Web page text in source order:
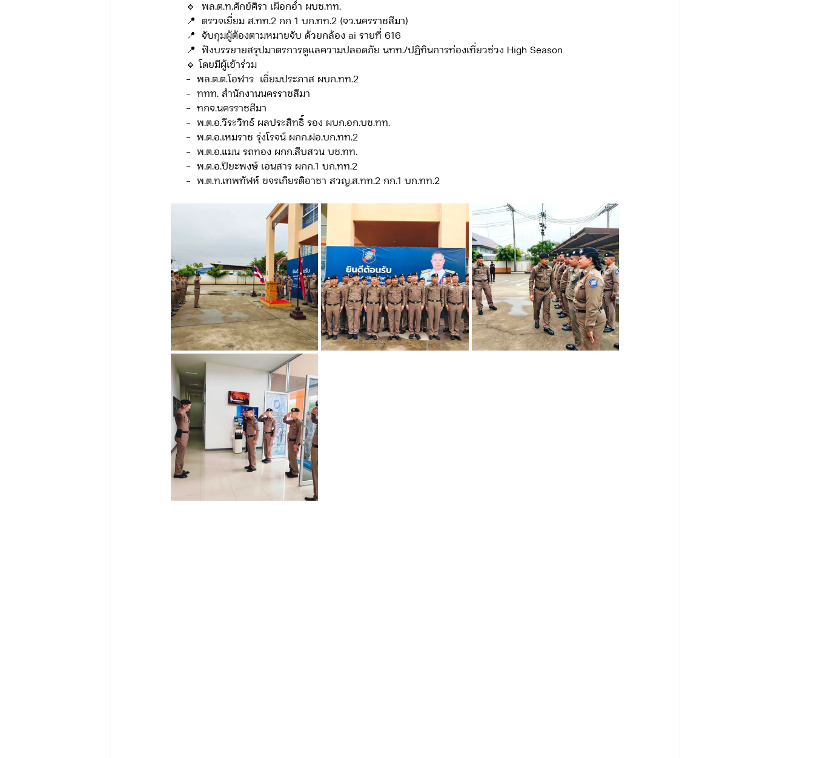
กิจกรรมของกองบังคับการท่องเที่ยว 3 ข่าวประกาศและคำสั่ง ทท.3
จัดซื้อจัดจ้าง/แผน/ตัวชี้วัด ทท.3 กิจกรรมของ บก.อก.
ข่าวประกาศและคำสั่ง บก.อก. ข่าวรับสมัคร บก.อก.
ภารกิจ/การปฏิบัติหน้าที่ บก.ทท.1 E-learning
     🔸  พล.ต.ท.ศักย์ศิรา เผือกอ่ำ ผบช.ทท.
     📍  ตรวจเยี่ยม ส.ทท.2 กก 1 บก.ทท.2 (จว.นครราชสีมา)
     📍  จับกุมผู้ต้องตามหมายจับ ด้วยกล้อง ai รายที่ 616
     📍  ฟังบรรยายสรุปมาตรการดูแลความปลอดภัย นทท./ปฏิทินการท่องเที่ยวช่วง High Season
     🔸 โดยมีผู้เข้าร่วม
     -  พล.ต.ต.โอฬาร  เอี่ยมประภาส ผบก.ทท.2
     -  ททท. สำนักงานนครราชสีมา
     -  ทกจ.นครราชสีมา
     -  พ.ต.อ.วีระวิทธ์ ผลประสิทธิ์ รอง ผบก.อก.บช.ทท.
     -  พ.ต.อ.เหมราช รุ่งโรจน์ ผกก.ฝอ.บก.ทท.2
     -  พ.ต.อ.แมน รถทอง ผกก.สืบสวน บช.ทท.
     -  พ.ต.อ.ปิยะพงษ์ เอนสาร ผกก.1 บก.ทท.2
     -  พ.ต.ท.เทพทัฬห์ ขจรเกียรติอาชา สวญ.ส.ทท.2 กก.1 บก.ทท.2